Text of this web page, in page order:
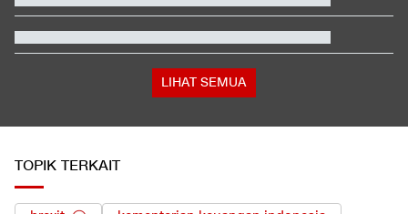
Klasemen Moto3 usai Veda Ega Finis ke-9 dan Danish Crash di
GP Inggris
Penampakan Ruang Penyimpanan Ratusan Senjata di Yayasan
Kanada